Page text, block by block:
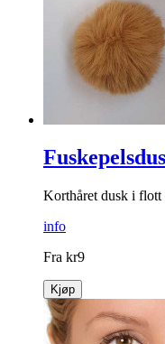
Korthåret dusk i flott
info
Fra kr9
Kjøp